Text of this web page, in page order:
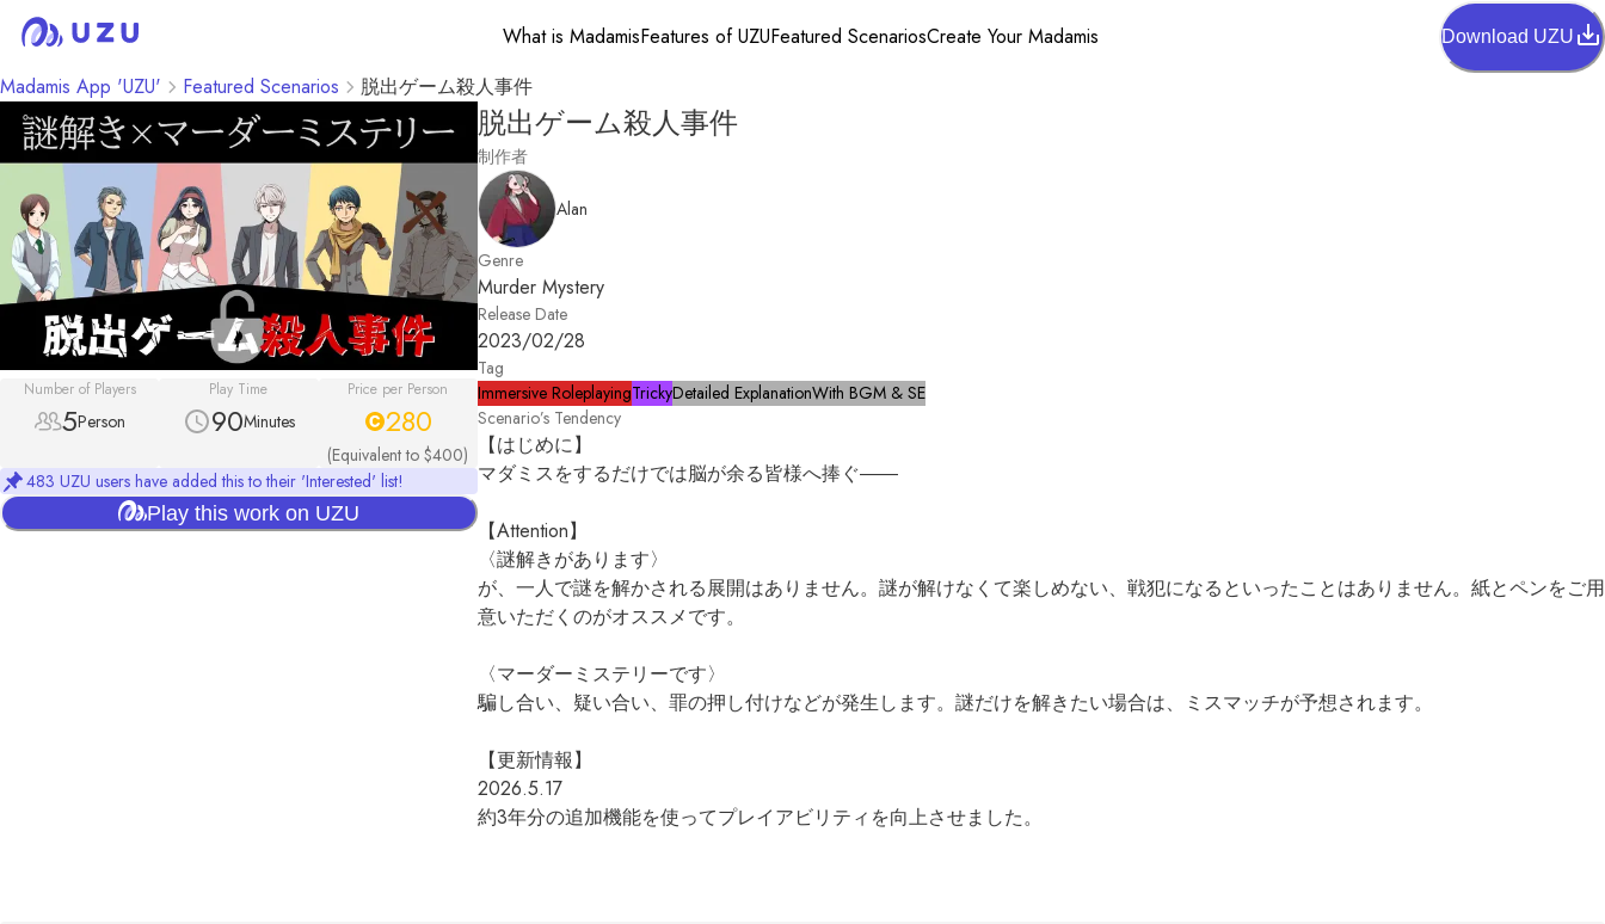
What is MadamisFeatures of UZUFeatured ScenariosCreate Your Madamis Download UZU
Madamis App 'UZU' Featured Scenarios 脱出ゲーム殺人事件
Number of Players
5Person
Play Time
90Minutes
Price per Person
280
(Equivalent to $400)
483 UZU users have added this to their 'Interested' list!
Play this work on UZU
脱出ゲーム殺人事件
制作者
Alan
Genre
Murder Mystery
Release Date
2023/02/28
Tag
Immersive RoleplayingTrickyDetailed ExplanationWith BGM & SE
Scenario’s Tendency
【はじめに】
マダミスをするだけでは脳が余る皆様へ捧ぐ――
【Attention】
〈謎解きがあります〉
が、一人で謎を解かされる展開はありません。謎が解けなくて楽しめない、戦犯になるといったことはありません。紙とペンをご用
意いただくのがオススメです。
〈マーダーミステリーです〉
騙し合い、疑い合い、罪の押し付けなどが発生します。謎だけを解きたい場合は、ミスマッチが予想されます。
【更新情報】
2026.5.17
約3年分の追加機能を使ってプレイアビリティを向上させました。